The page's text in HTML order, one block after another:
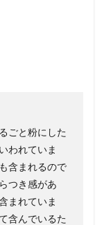
ごと粉にした
われていま
含まれるので
つき感があ
まれていま
含んでいるた